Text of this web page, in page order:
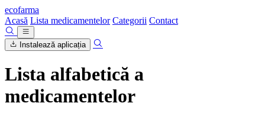
ecofarma
Acasă Lista medicamentelor Categorii Contact
Instalează aplicația
Lista alfabetică a
medicamentelor